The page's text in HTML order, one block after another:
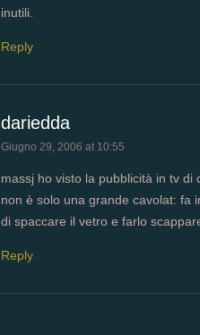
inutili.
Reply
dariedda
Giugno 29, 2006 at 10:55
massj ho visto la pubblicità in tv
non è solo una grande cavolat: fa
di spaccare il vetro e farlo
Reply